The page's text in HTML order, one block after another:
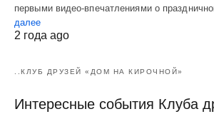
первыми видео-впечатлениями о
далее
2 года ago
..КЛУБ ДРУЗЕЙ «ДОМ НА КИРОЧНОЙ»
Интересные события Клуба